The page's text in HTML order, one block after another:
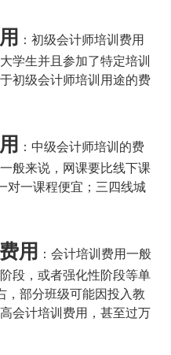
：初级会计师培训费用
学生并且参加了特定培训
初级会计师培训用途的费
：中级会计师培训的费
般来说，网课要比线下课
对一课程便宜；三四线城
用
：会计培训费用一般
段，或者强化性阶段等单
，部分班级可能因投入教
会计培训费用，甚至过万